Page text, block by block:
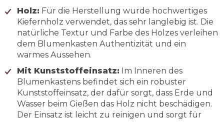
Holz: Für die Herstellung wurde hochwertiges
Kiefernholz verwendet, das sehr langlebig ist. Die
natürliche Textur und Farbe des Holzes verleihen
dem Blumenkasten Authentizität und ein
warmes Aussehen.
Mit Kunststoffeinsatz: Im Inneren des
Blumenkastens befindet sich ein robuster
Kunststoffeinsatz, der dafür sorgt, dass Erde und
Wasser beim Gießen das Holz nicht beschädigen.
Der Einsatz ist leicht zu reinigen und sorgt für